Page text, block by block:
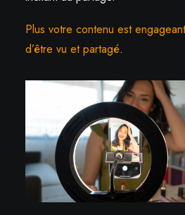
Plus votre contenu est
d’être vu et partagé.